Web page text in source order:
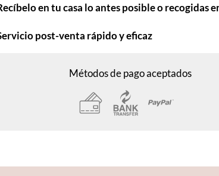
en tu casa lo antes posible o recogidas
post-venta rápido y eficaz
Métodos de pago aceptados